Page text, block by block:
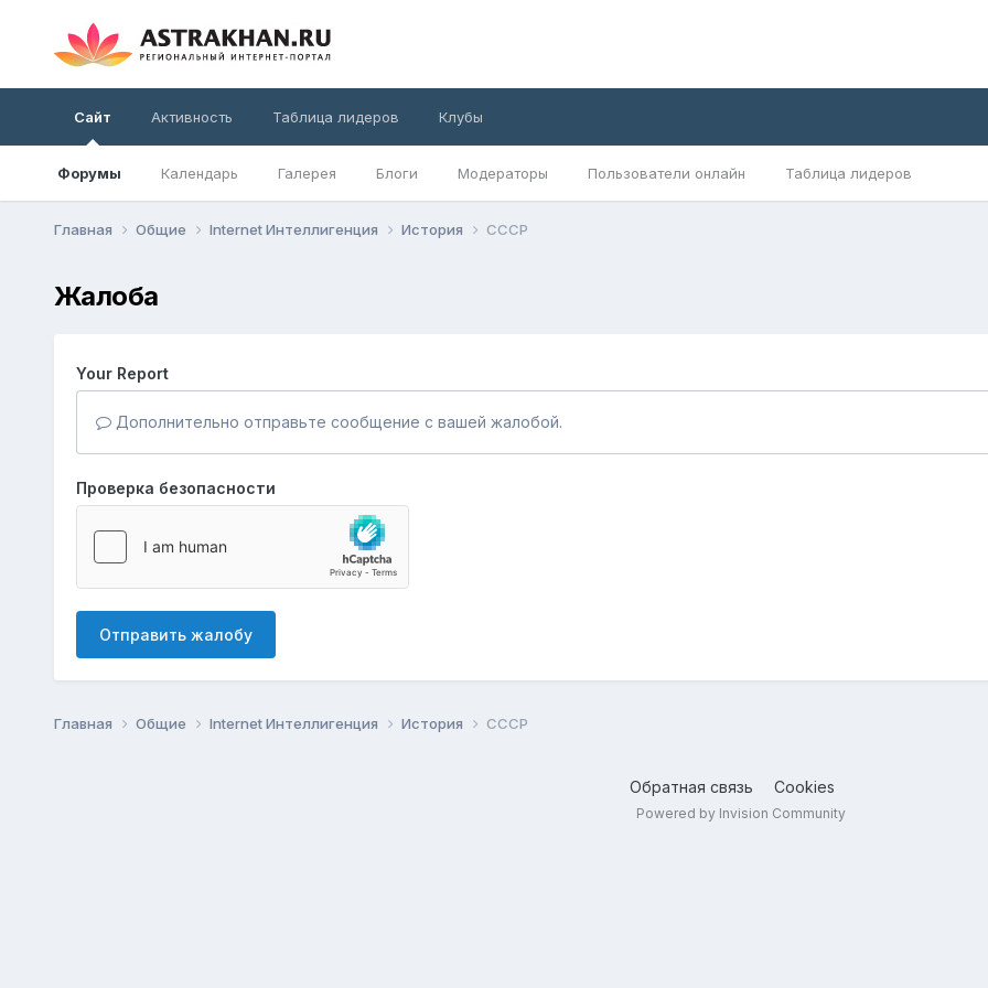
Сайт
Форумы Календарь Галерея Блоги Модераторы Пользователи онлайн Таблица лидеров
Активность Таблица лидеров Клубы
Главная Общие Internet Интеллигенция История СССР
Жалоба
Your Report
Дополнительно отправьте сообщение с вашей жалобой.
Проверка безопасности
Отправить жалобу
Главная Общие Internet Интеллигенция История СССР
Обратная связь Cookies
Powered by Invision Community